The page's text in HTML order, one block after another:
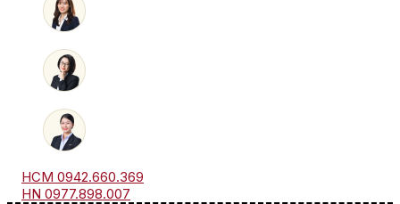
HCM 0942.660.369
HN 0977.898.007